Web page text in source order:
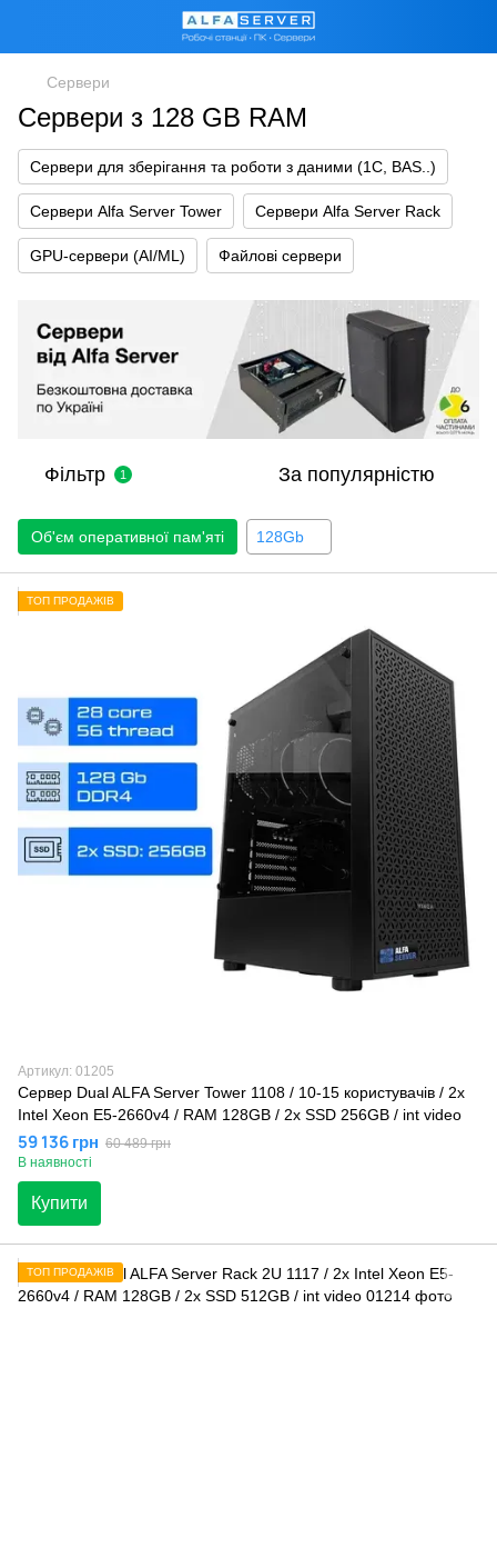
Сервери
Сервери з 128 GB RAM
Сервери для зберігання та роботи з даними (1С, BAS..)
Сервери Alfa Server Tower Сервери Alfa Server Rack
GPU-сервери (AI/ML) Файлові сервери
Фільтр 1 За популярністю
Об'єм оперативної пам'яті 128Gb
ТОП ПРОДАЖІВ
Артикул: 01205
Сервер Dual ALFA Server Tower 1108 / 10-15 кopиcтувaчів / 2х
Intel Xeon E5-2660v4 / RAM 128GB / 2x SSD 256GB / int video
59 136 грн 60 489 грн
В наявності
Купити
ТОП ПРОДАЖІВ